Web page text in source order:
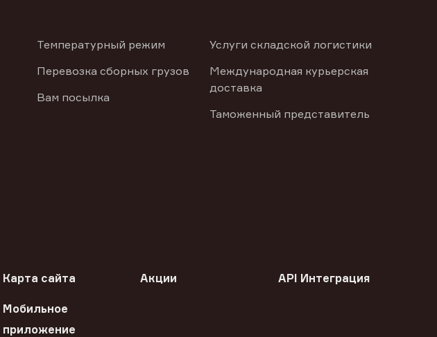
Температурный режим
Перевозка сборных грузов
Вам посылка
Услуги складской логистики
Международная курьерская
доставка
Таможенный представитель
Карта сайта Акции API Интеграция
Мобильное
приложение